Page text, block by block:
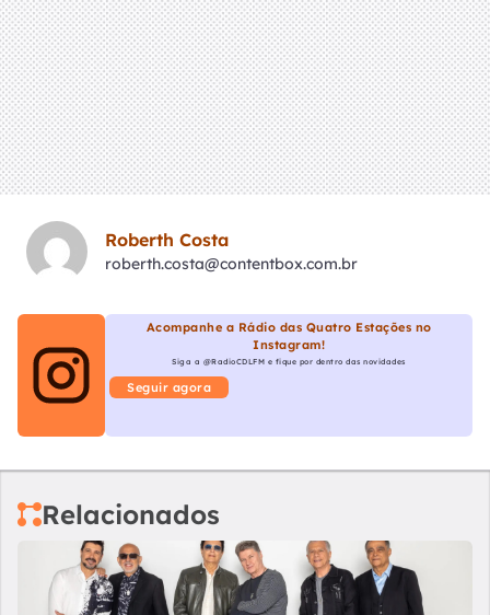
Roberth Costa
roberth.costa@contentbox.com.br
Acompanhe a Rádio das Quatro Estações no
Instagram!
Siga a @RadioCDLFM e fique por dentro das novidades
Seguir agora
Relacionados